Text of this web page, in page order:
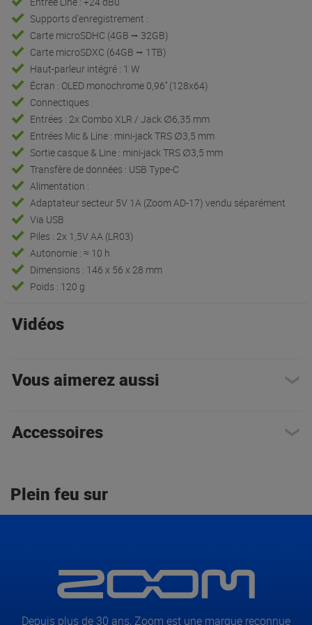
Supports d'enregistrement :
Carte microSDHC (4GB ⭢ 32GB)
Carte microSDXC (64GB ⭢ 1TB)
Haut-parleur intégré : 1 W
Écran : OLED monochrome 0,96’’ (128x64)
Connectiques :
Entrées : 2x Combo XLR / Jack ∅6,35 mm
Entrées Mic & Line : mini-jack TRS ∅3,5 mm
Sortie casque & Line : mini-jack TRS ∅3,5 mm
Transfère de données : USB Type-C
Alimentation :
Adaptateur secteur 5V 1A (Zoom AD-17) vendu séparément
Via USB
Piles : 2x 1,5V AA (LR03)
Autonomie : ≈ 10 h
Dimensions : 146 x 56 x 28 mm
Poids : 120 g
Vidéos
Vous aimerez aussi
Accessoires
Plein feu sur
Depuis plus de 30 ans, Zoom est une marque reconnue